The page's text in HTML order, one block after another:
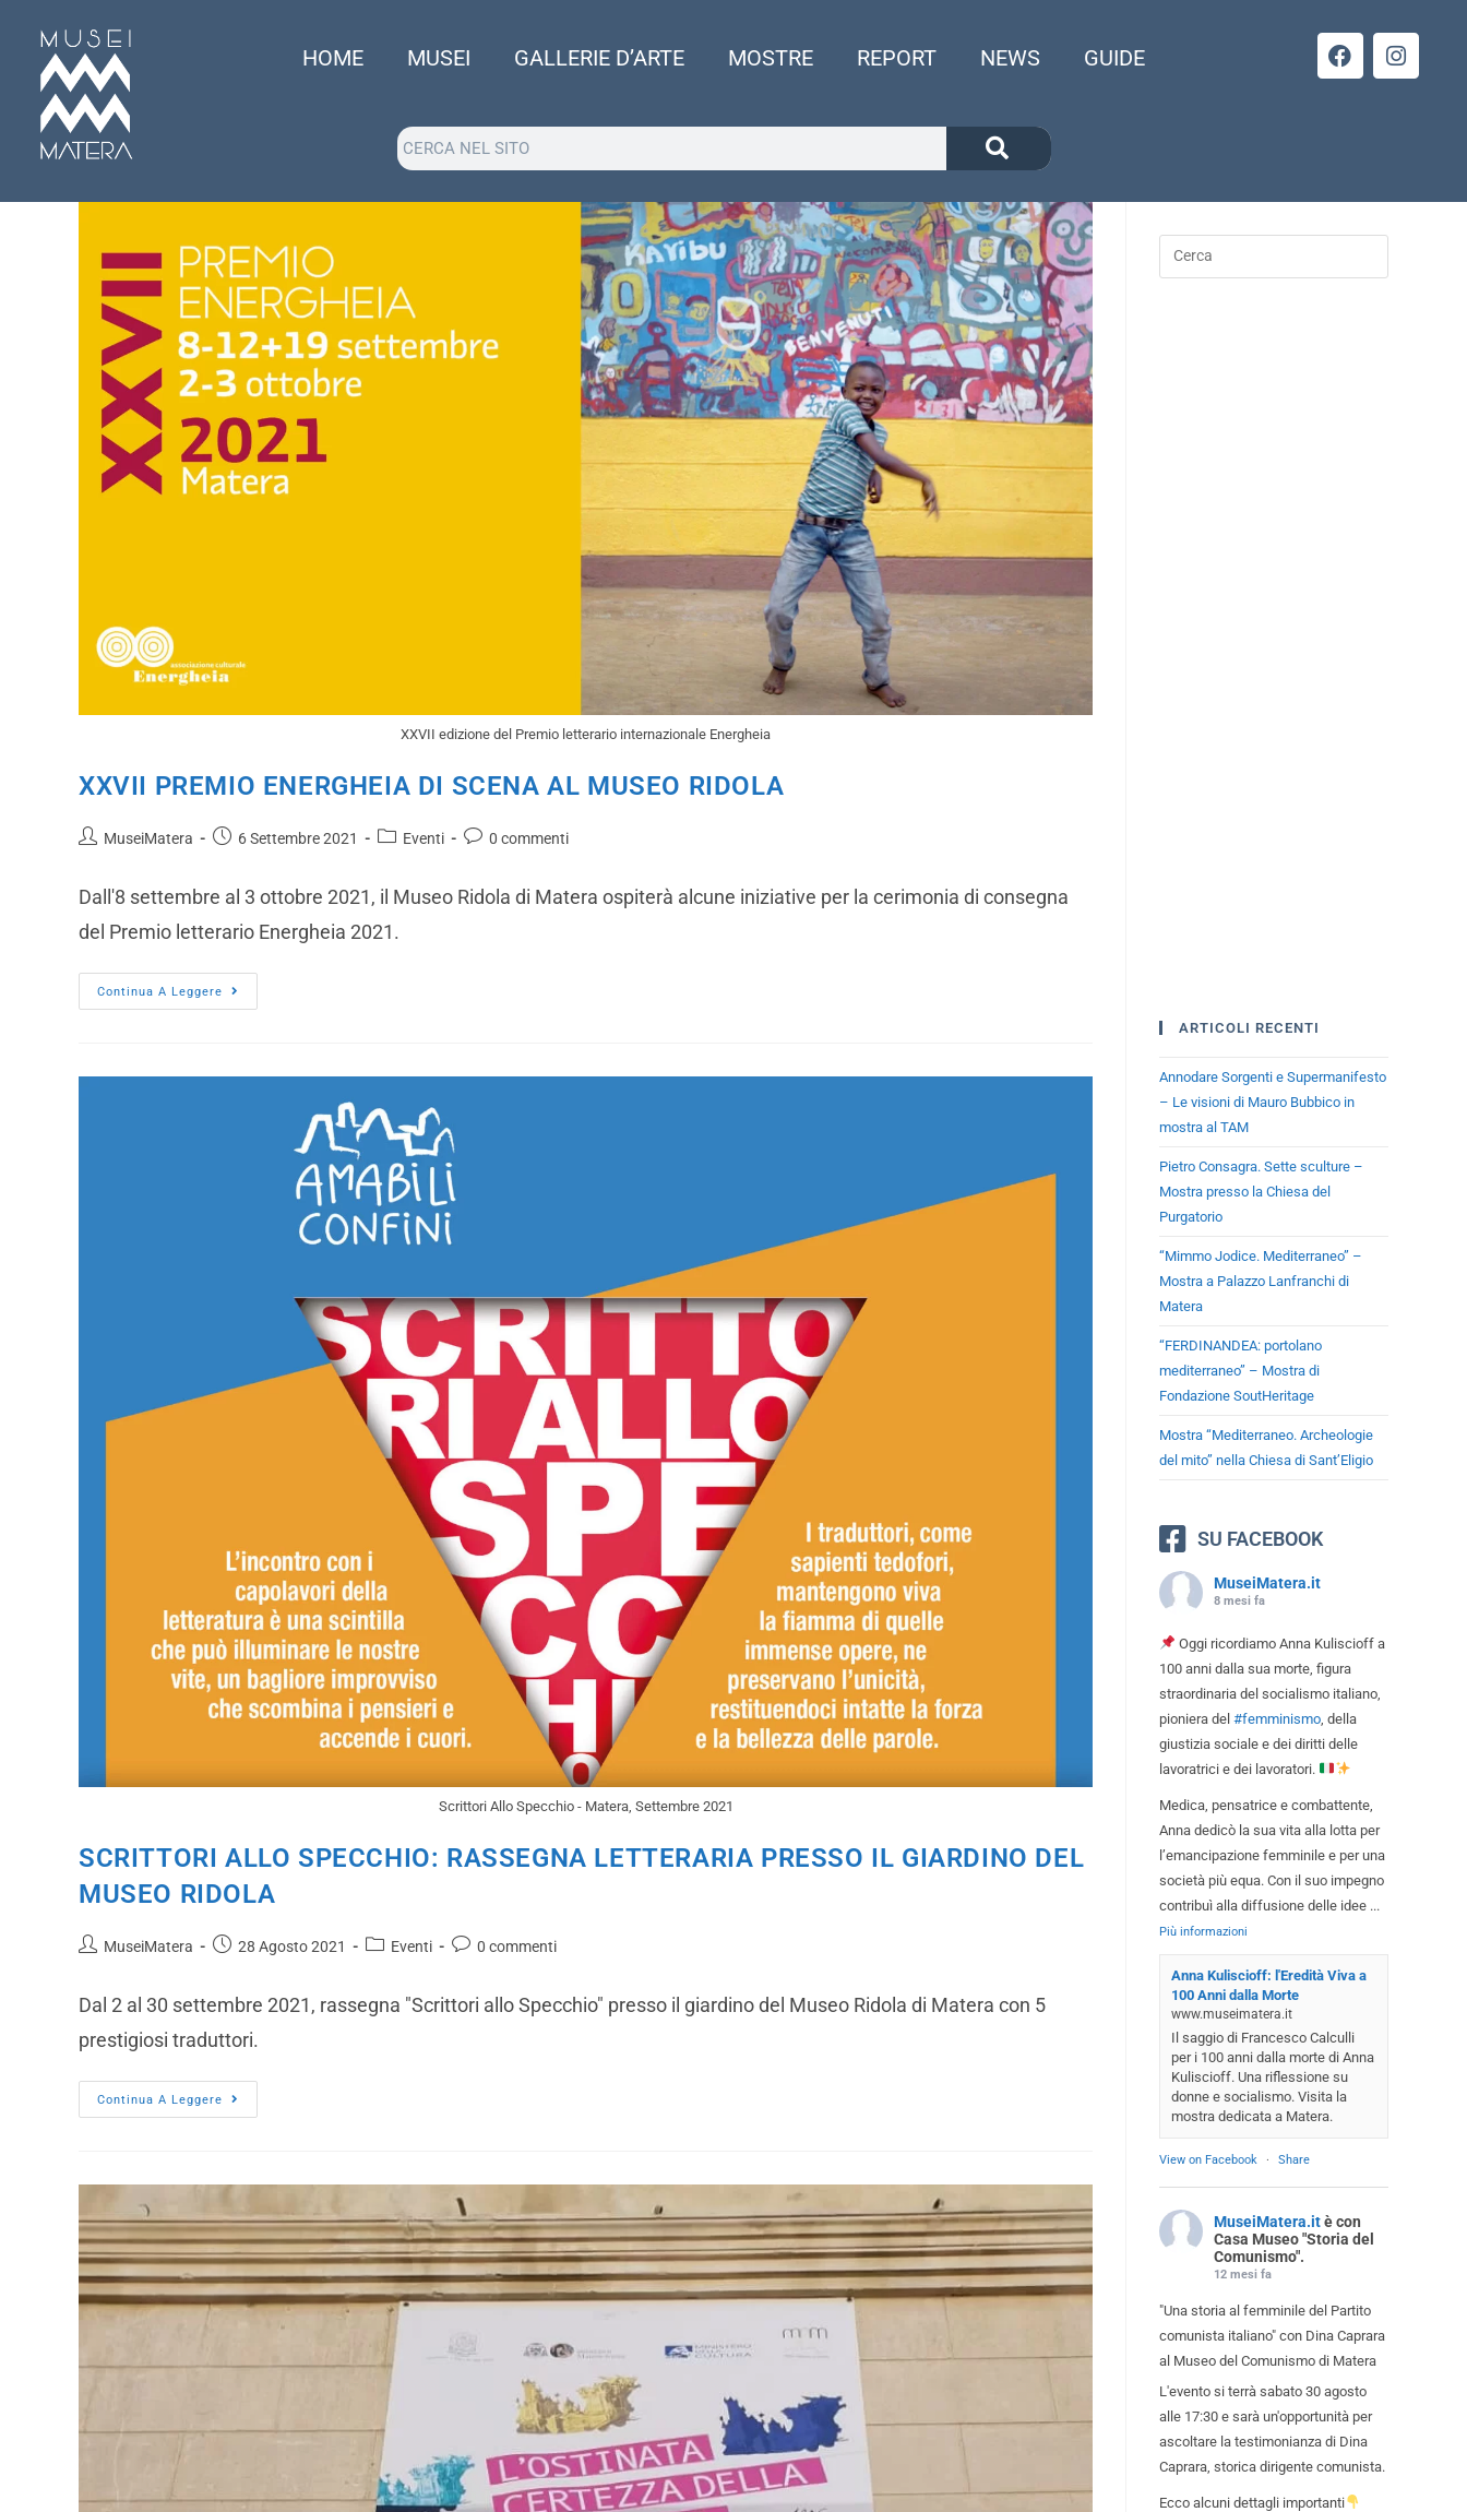
HOME MUSEI GALLERIE D’ARTE MOSTRE REPORT NEWS GUIDE
XXVII edizione del Premio letterario internazionale Energheia
XXVII PREMIO ENERGHEIA DI SCENA AL MUSEO RIDOLA
MuseiMatera 6 Settembre 2021 Eventi 0 commenti
Dall'8 settembre al 3 ottobre 2021, il Museo Ridola di Matera ospiterà alcune iniziative per la cerimonia di consegna
del Premio letterario Energheia 2021.
Continua A Leggere
Scrittori Allo Specchio - Matera, Settembre 2021
SCRITTORI ALLO SPECCHIO: RASSEGNA LETTERARIA PRESSO IL GIARDINO DEL
MUSEO RIDOLA
MuseiMatera 28 Agosto 2021 Eventi 0 commenti
Dal 2 al 30 settembre 2021, rassegna "Scrittori allo Specchio" presso il giardino del Museo Ridola di Matera con 5
prestigiosi traduttori.
Continua A Leggere
ARTICOLI RECENTI
Annodare Sorgenti e Supermanifesto
– Le visioni di Mauro Bubbico in
mostra al TAM
Pietro Consagra. Sette sculture –
Mostra presso la Chiesa del
Purgatorio
“Mimmo Jodice. Mediterraneo” –
Mostra a Palazzo Lanfranchi di
Matera
“FERDINANDEA: portolano
mediterraneo” – Mostra di
Fondazione SoutHeritage
Mostra “Mediterraneo. Archeologie
del mito” nella Chiesa di Sant’Eligio
SU FACEBOOK
MuseiMatera.it
8 mesi fa
Oggi ricordiamo Anna Kuliscioff a
100 anni dalla sua morte, figura
straordinaria del socialismo italiano,
pioniera del #femminismo , della
giustizia sociale e dei diritti delle
lavoratrici e dei lavoratori.
Medica, pensatrice e combattente,
Anna dedicò la sua vita alla lotta per
l’emancipazione femminile e per una
società più equa. Con il suo impegno
contribuì alla diffusione delle idee ...
Più informazioni
Anna Kuliscioff: l'Eredità Viva a
100 Anni dalla Morte
www.museimatera.it
Il saggio di Francesco Calculli
per i 100 anni dalla morte di Anna
Kuliscioff. Una riflessione su
donne e socialismo. Visita la
mostra dedicata a Matera.
View on Facebook · Share
MuseiMatera.itè con
Casa Museo "Storia del
Comunismo".
12 mesi fa
"Una storia al femminile del Partito
comunista italiano" con Dina Caprara
al Museo del Comunismo di Matera
L'evento si terrà sabato 30 agosto
alle 17:30 e sarà un'opportunità per
ascoltare la testimonianza di Dina
Caprara, storica dirigente comunista.
Ecco alcuni dettagli importanti